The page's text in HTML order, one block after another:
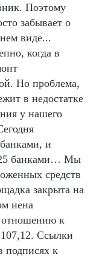
Поэтому
забывает о
виде...
когда в
Но проблема,
в недостатке
у нашего
и
банками… Мы
средств
закрыта на
иена
отношению к
107,12. Ссылки
подписях к